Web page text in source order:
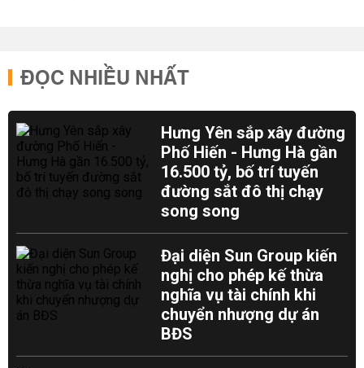
ĐỌC NHIỀU NHẤT
Hưng Yên sắp xây đường
Phố Hiến - Hưng Hà gần
16.500 tỷ, bố trí tuyến
đường sắt đô thị chạy
song song
Đại diện Sun Group kiến
nghị cho phép kế thừa
nghĩa vụ tài chính khi
chuyển nhượng dự án
BĐS